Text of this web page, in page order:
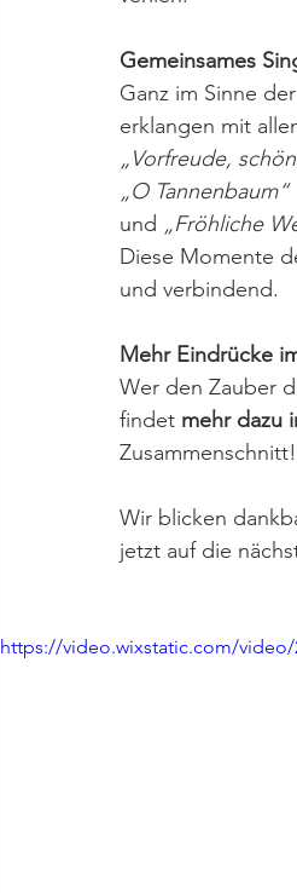
Gemeinsames
Ganz im Sinne
erklangen mit
„Vorfreude,
„O Tannenbaum“
und „Fröhliche
Diese Momente
und verbindend.
Mehr Eindrücke
Wer den Zauber
findet mehr dazu
Zusammenschnitt!
Wir blicken
jetzt auf die
https://video.wixstatic.com/video/